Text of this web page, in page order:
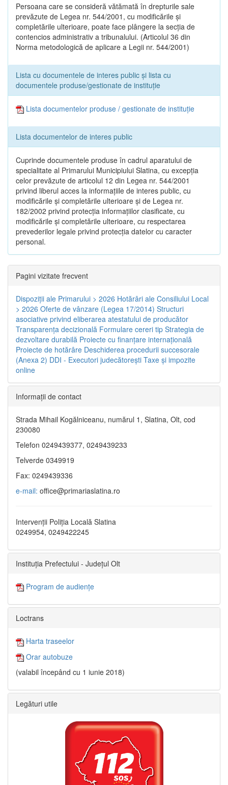
Persoana care se consideră vătămată în drepturile sale
prevăzute de Legea nr. 544/2001, cu modificările şi
completările ulterioare, poate face plângere la secţia de
contencios administrativ a tribunalului. (Articolul 36 din
Norma metodologică de aplicare a Legii nr. 544/2001)
Lista cu documentele de interes public și lista cu
documentele produse/gestionate de instituție
Lista documentelor produse / gestionate de instituție
Lista documentelor de interes public
Cuprinde documentele produse în cadrul aparatului de
specialitate al Primarului Municipiului Slatina, cu excepția
celor prevăzute de articolul 12 din Legea nr. 544/2001
privind liberul acces la informațiile de interes public, cu
modificările și completările ulterioare și de Legea nr.
182/2002 privind protecția informațiilor clasificate, cu
modificările și completările ulterioare, cu respectarea
prevederilor legale privind protecția datelor cu caracter
personal.
Pagini vizitate frecvent
Dispoziţii ale Primarului > 2026 Hotărâri ale Consiliului Local
> 2026 Oferte de vânzare (Legea 17/2014) Structuri
asociative privind eliberarea atestatului de producător
Transparenţa decizională Formulare cereri tip Strategia de
dezvoltare durabilă Proiecte cu finanţare internaţională
Proiecte de hotărâre Deschiderea procedurii succesorale
(Anexa 2) DDI - Executori judecătorești Taxe şi impozite
online
Informaţii de contact
Strada Mihail Kogălniceanu, numărul 1, Slatina, Olt, cod
230080
Telefon 0249439377, 0249439233
Telverde 0349919
Fax: 0249439336
e-mail: office@primariaslatina.ro
Intervenții Poliția Locală Slatina
0249954, 0249422245
Instituția Prefectului - Județul Olt
Program de audiențe
Loctrans
Harta traseelor
Orar autobuze
(valabil începând cu 1 iunie 2018)
Legături utile